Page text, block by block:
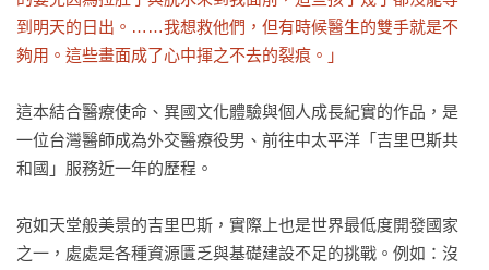
到明天的日出。……我想救他們，但有時候醫生的雙手就是不
夠用。這些畫面成了心中揮之不去的裂痕。」
這本結合醫療使命、異國文化體驗與個人成長紀實的作品，是
一位台灣醫師成為外交醫療役男、前往中太平洋「吉里巴斯共
和國」服務近一年的歷程。
宛如天堂般美景的吉里巴斯，實際上也是世界最低度開發國家
之一，處處是各種資源匱乏與基礎建設不足的挑戰。例如：沒